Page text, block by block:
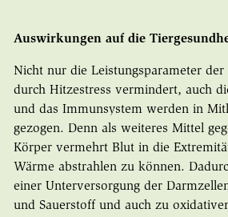
Auswirkungen auf die
Nicht nur die Leistungsparameter der
durch Hitzestress vermindert, auch
und das Immunsystem werden in
gezogen. Denn als weiteres Mittel
Körper vermehrt Blut in die
Wärme abstrahlen zu können.
einer Unterversorgung der
und Sauerstoff und auch zu